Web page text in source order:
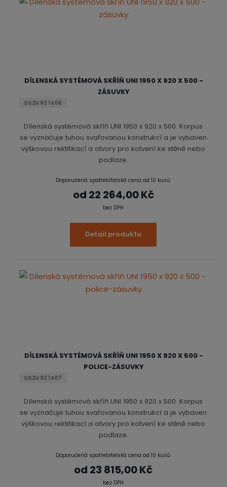
DÍLENSKÁ SYSTÉMOVÁ SKŘÍŇ UNI 1950 X 920 X 500 -
ZÁSUVKY
DS2U 92 1 K06
Dílenská systémová skříň UNI 1950 x 920 x 500. Korpus
se vyznačuje tuhou svařovanou konstrukcí a je vybaven
výškovou rektifikací a otvory pro kotvení ke stěně nebo
podlaze.
Doporučená spotřebitelská cena od 10 kusů:
od 22 264,00 Kč
bez DPH
Detail produktu
DÍLENSKÁ SYSTÉMOVÁ SKŘÍŇ UNI 1950 X 920 X 500 -
POLICE-ZÁSUVKY
DS2U 92 1 K07
Dílenská systémová skříň UNI 1950 x 920 x 500. Korpus
se vyznačuje tuhou svařovanou konstrukcí a je vybaven
výškovou rektifikací a otvory pro kotvení ke stěně nebo
podlaze.
Doporučená spotřebitelská cena od 10 kusů:
od 23 815,00 Kč
bez DPH